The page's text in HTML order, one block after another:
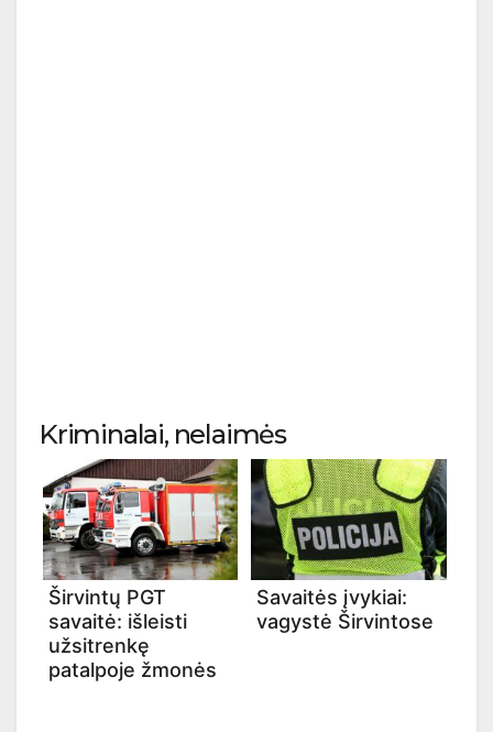
Kriminalai, nelaimės
Širvintų PGT
savaitė: išleisti
užsitrenkę
patalpoje žmonės
Savaitės įvykiai:
vagystė Širvintose